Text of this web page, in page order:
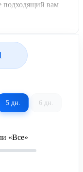
подходящий вам
5 дн. 6 дн.
«Все»